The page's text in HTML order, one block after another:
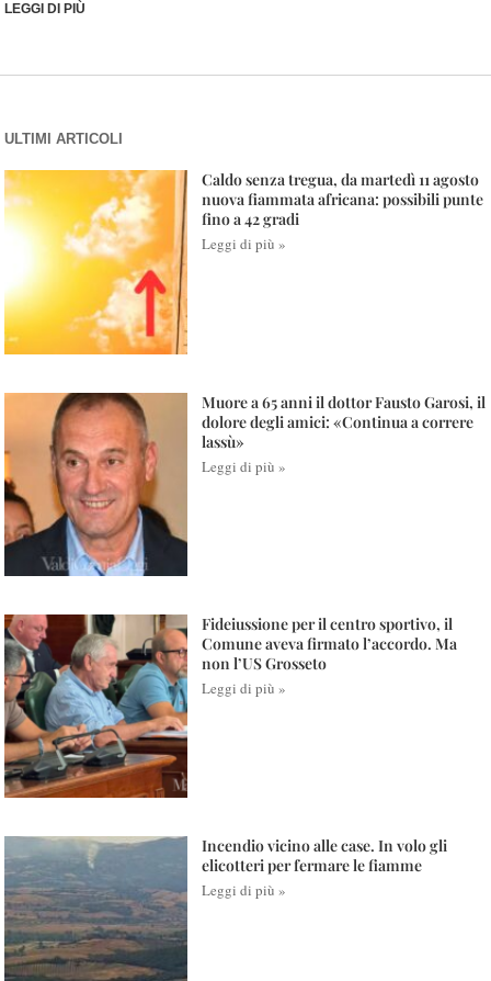
LEGGI DI PIÙ
ULTIMI ARTICOLI
Caldo senza tregua, da martedì 11 agosto
nuova fiammata africana: possibili punte
fino a 42 gradi
Leggi di più »
Muore a 65 anni il dottor Fausto Garosi, il
dolore degli amici: «Continua a correre
lassù»
Leggi di più »
Fideiussione per il centro sportivo, il
Comune aveva firmato l’accordo. Ma
non l’US Grosseto
Leggi di più »
Incendio vicino alle case. In volo gli
elicotteri per fermare le fiamme
Leggi di più »